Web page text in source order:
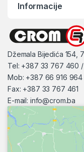
Informacije
Džemala Bijedića 154,
Tel: +387 33 767 460
Mob: +387 66 916
Fax: +387 33 767 461
E-mail: info@crom.ba